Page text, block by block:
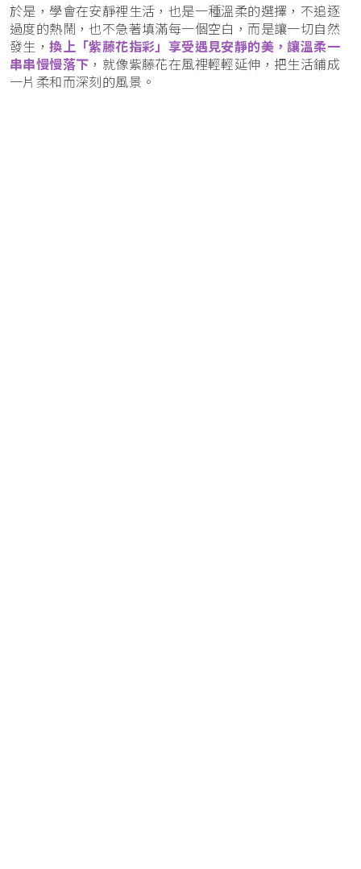
於是，學會在安靜裡生活，也是一種溫柔的選擇，不追逐
過度的熱鬧，也不急著填滿每一個空白，而是讓一切自然
發生，換上「紫藤花指彩」享受遇見安靜的美，讓溫柔一
串串慢慢落下 ，就像紫藤花在風裡輕輕延伸，把生活鋪成
一片柔和而深刻的風景。